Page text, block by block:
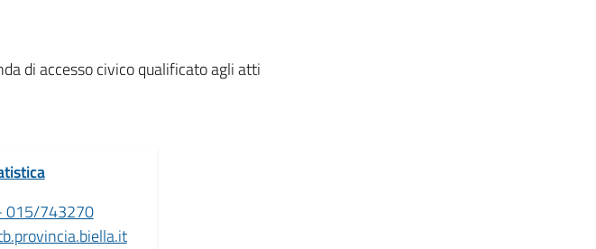
di accesso civico qualificato agli atti
015/743270